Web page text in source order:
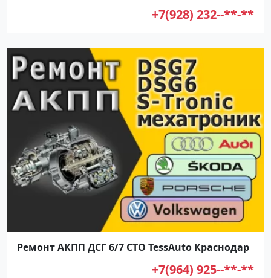
+7(928) 232--**-**
Ремонт АКПП ДСГ 6/7 СТО TessAuto Краснодар
+7(964) 925--**-**